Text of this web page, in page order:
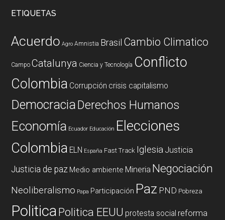
ETIQUETAS
Acuerdo Agro Amnistia Brasil Cambio Climatico
Campo Catalunya Ciencia y Tecnología Conflicto
Colombia Corrupción crisis capitalismo
DemocraciaDerechos Humanos
Economía Ecuador Educación Elecciones
Colombia ELN España Fast Track Iglesia Justicia
Justicia de paz Medio ambiente Mineria Negociación
Neoliberalismo Papa Participación Paz PND Pobreza
PoliticaPolitica EEUU protesta social reforma